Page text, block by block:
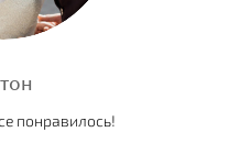
понравилось!